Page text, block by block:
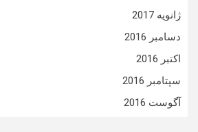
ژانویه 2017
دسامبر 2016
اکتبر 2016
سپتامبر 2016
آگوست 2016